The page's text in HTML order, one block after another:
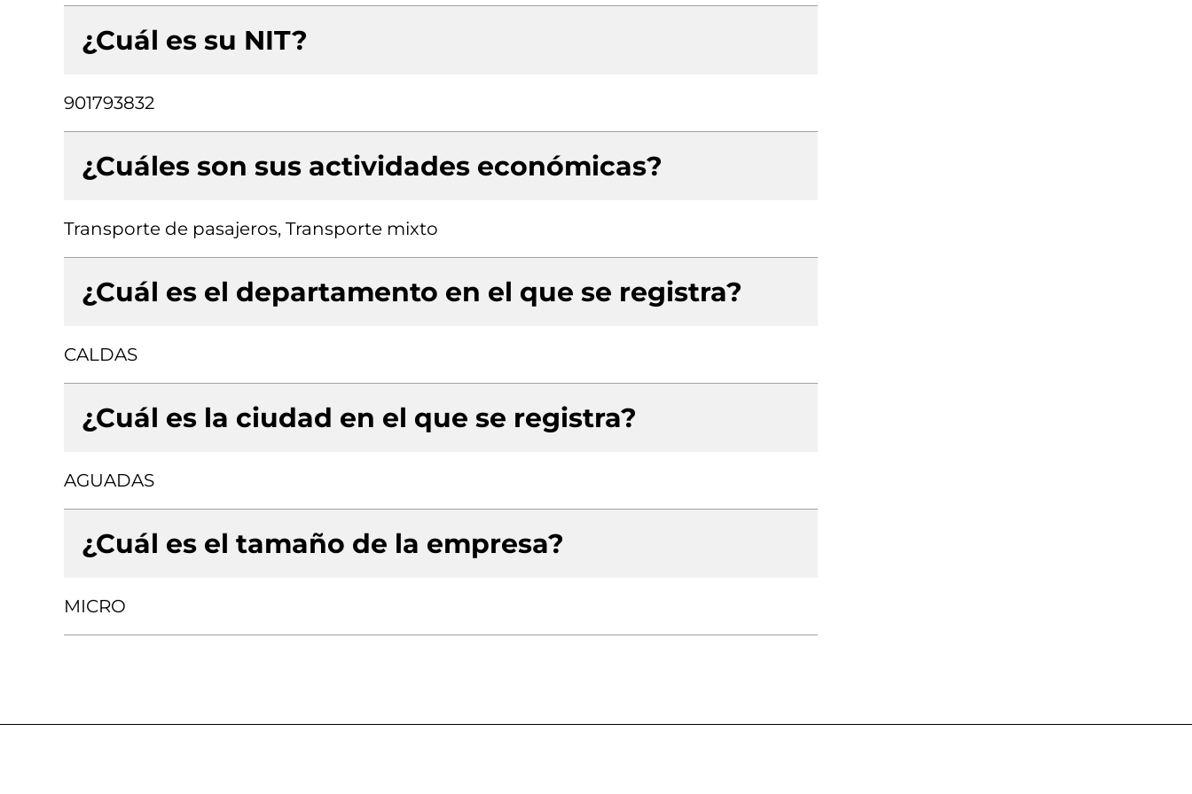
¿Cuál es su NIT?
901793832
¿Cuáles son sus actividades económicas?
Transporte de pasajeros, Transporte mixto
¿Cuál es el departamento en el que se registra?
CALDAS
¿Cuál es la ciudad en el que se registra?
AGUADAS
¿Cuál es el tamaño de la empresa?
MICRO